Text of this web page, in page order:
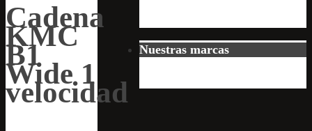
Cadena
KMC
B1
Wide 1
velocidad
Nuestras marcas